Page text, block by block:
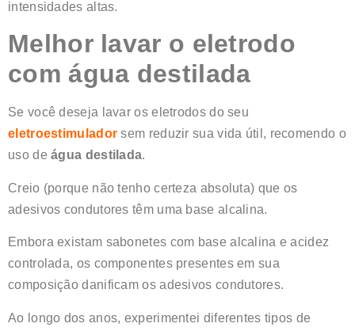
intensidades altas.
Melhor lavar o eletrodo
com água destilada
Se você deseja lavar os eletrodos do seu
eletroestimulador sem reduzir sua vida útil, recomendo o
uso deágua destilada.
Creio (porque não tenho certeza absoluta) que os
adesivos condutores têm uma base alcalina.
Embora existam sabonetes com base alcalina e acidez
controlada, os componentes presentes em sua
composição danificam os adesivos condutores.
Ao longo dos anos, experimentei diferentes tipos de